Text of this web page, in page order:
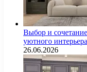
Выбор и
уютного интерьера
26.06.2026